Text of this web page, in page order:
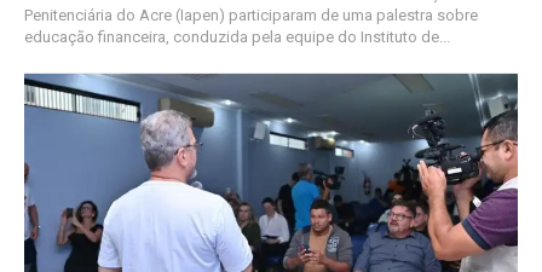
Penitenciária do Acre (Iapen) participaram de uma palestra sobre
educação financeira, conduzida pela equipe do Instituto de...